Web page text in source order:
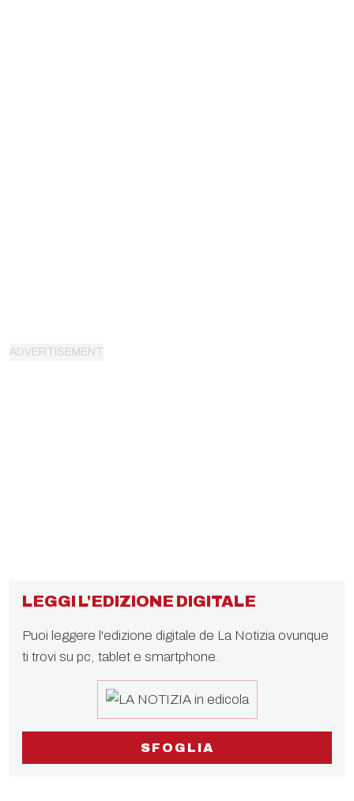
LEGGI L'EDIZIONE DIGITALE
Puoi leggere l'edizione digitale de La Notizia ovunque
ti trovi su pc, tablet e smartphone.
SFOGLIA